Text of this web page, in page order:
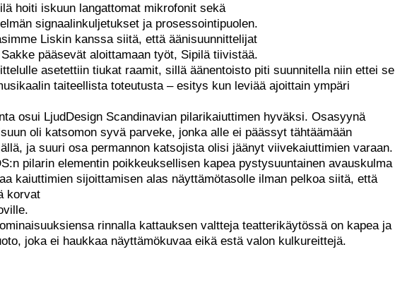
hoiti iskuun langattomat mikrofonit sekä
signaalinkuljetukset ja prosessointipuolen.
Liskin kanssa siitä, että äänisuunnittelijat
pääsevät aloittamaan työt, Sipilä tiivistää.
asetettiin tiukat raamit, sillä äänentoisto piti suunnitella niin ettei se
taiteellista toteutusta – esitys kun leviää ajoittain ympäri
osui LjudDesign Scandinavian pilarikaiuttimen hyväksi. Osasyynä
oli katsomon syvä parveke, jonka alle ei päässyt tähtäämään
ja suuri osa permannon katsojista olisi jäänyt viivekaiuttimien varaan.
pilarin elementin poikkeuksellisen kapea pystysuuntainen avauskulma
kaiuttimien sijoittamisen alas näyttämötasolle ilman pelkoa siitä, että
korvat
rinnalla kattauksen valtteja teatterikäytössä on kapea ja
joka ei haukkaa näyttämökuvaa eikä estä valon kulkureittejä.